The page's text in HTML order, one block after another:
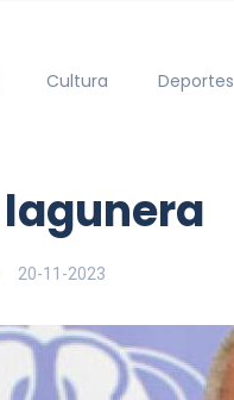
Cultura Deportes
20-11-2023